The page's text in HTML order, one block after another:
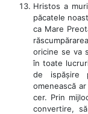
Hristos a
păcatele
ca Mare
oricine se va
în toate
de ispășire
omenească
cer. Prin
convertire,